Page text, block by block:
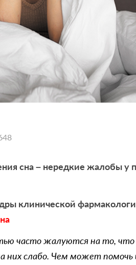
сна – нередкие жалобы у
клинической
часто жалуются на то,
них слабо. Чем может